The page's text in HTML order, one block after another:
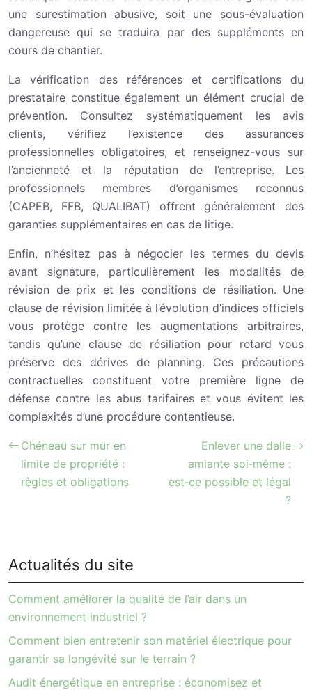
une surestimation abusive, soit une sous-évaluation
dangereuse qui se traduira par des suppléments en
cours de chantier.
La vérification des références et certifications du
prestataire constitue également un élément crucial de
prévention. Consultez systématiquement les avis
clients, vérifiez l’existence des assurances
professionnelles obligatoires, et renseignez-vous sur
l’ancienneté et la réputation de l’entreprise. Les
professionnels membres d’organismes reconnus
(CAPEB, FFB, QUALIBAT) offrent généralement des
garanties supplémentaires en cas de litige.
Enfin, n’hésitez pas à négocier les termes du devis
avant signature, particulièrement les modalités de
révision de prix et les conditions de résiliation. Une
clause de révision limitée à l’évolution d’indices officiels
vous protège contre les augmentations arbitraires,
tandis qu’une clause de résiliation pour retard vous
préserve des dérives de planning. Ces précautions
contractuelles constituent votre première ligne de
défense contre les abus tarifaires et vous évitent les
complexités d’une procédure contentieuse.
Chéneau sur mur en
limite de propriété :
règles et obligations
Enlever une dalle
amiante soi‑même :
est‑ce possible et légal
?
Actualités du site
Comment améliorer la qualité de l’air dans un
environnement industriel ?
Comment bien entretenir son matériel électrique pour
garantir sa longévité sur le terrain ?
Audit énergétique en entreprise : économisez et